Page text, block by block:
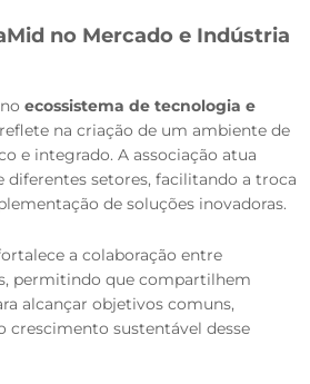
no Mercado e Indústria
ecossistema de tecnologia e
na criação de um ambiente de
e integrado. A associação atua
setores, facilitando a troca
de soluções inovadoras.
a colaboração entre
permitindo que compartilhem
alcançar objetivos comuns,
crescimento sustentável desse